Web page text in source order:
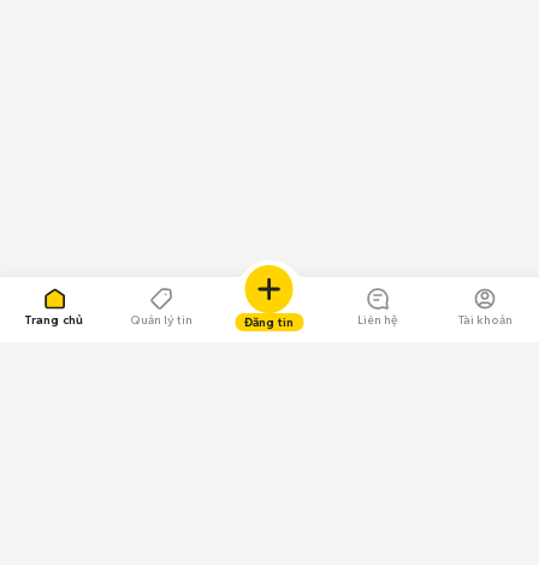
Trang chủ Quản lý tin Đăng tin Liên hệ Tài khoản